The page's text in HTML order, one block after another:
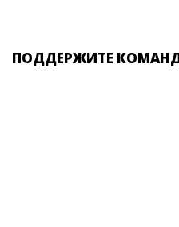
ПОДДЕРЖИТЕ КОМАНДУ